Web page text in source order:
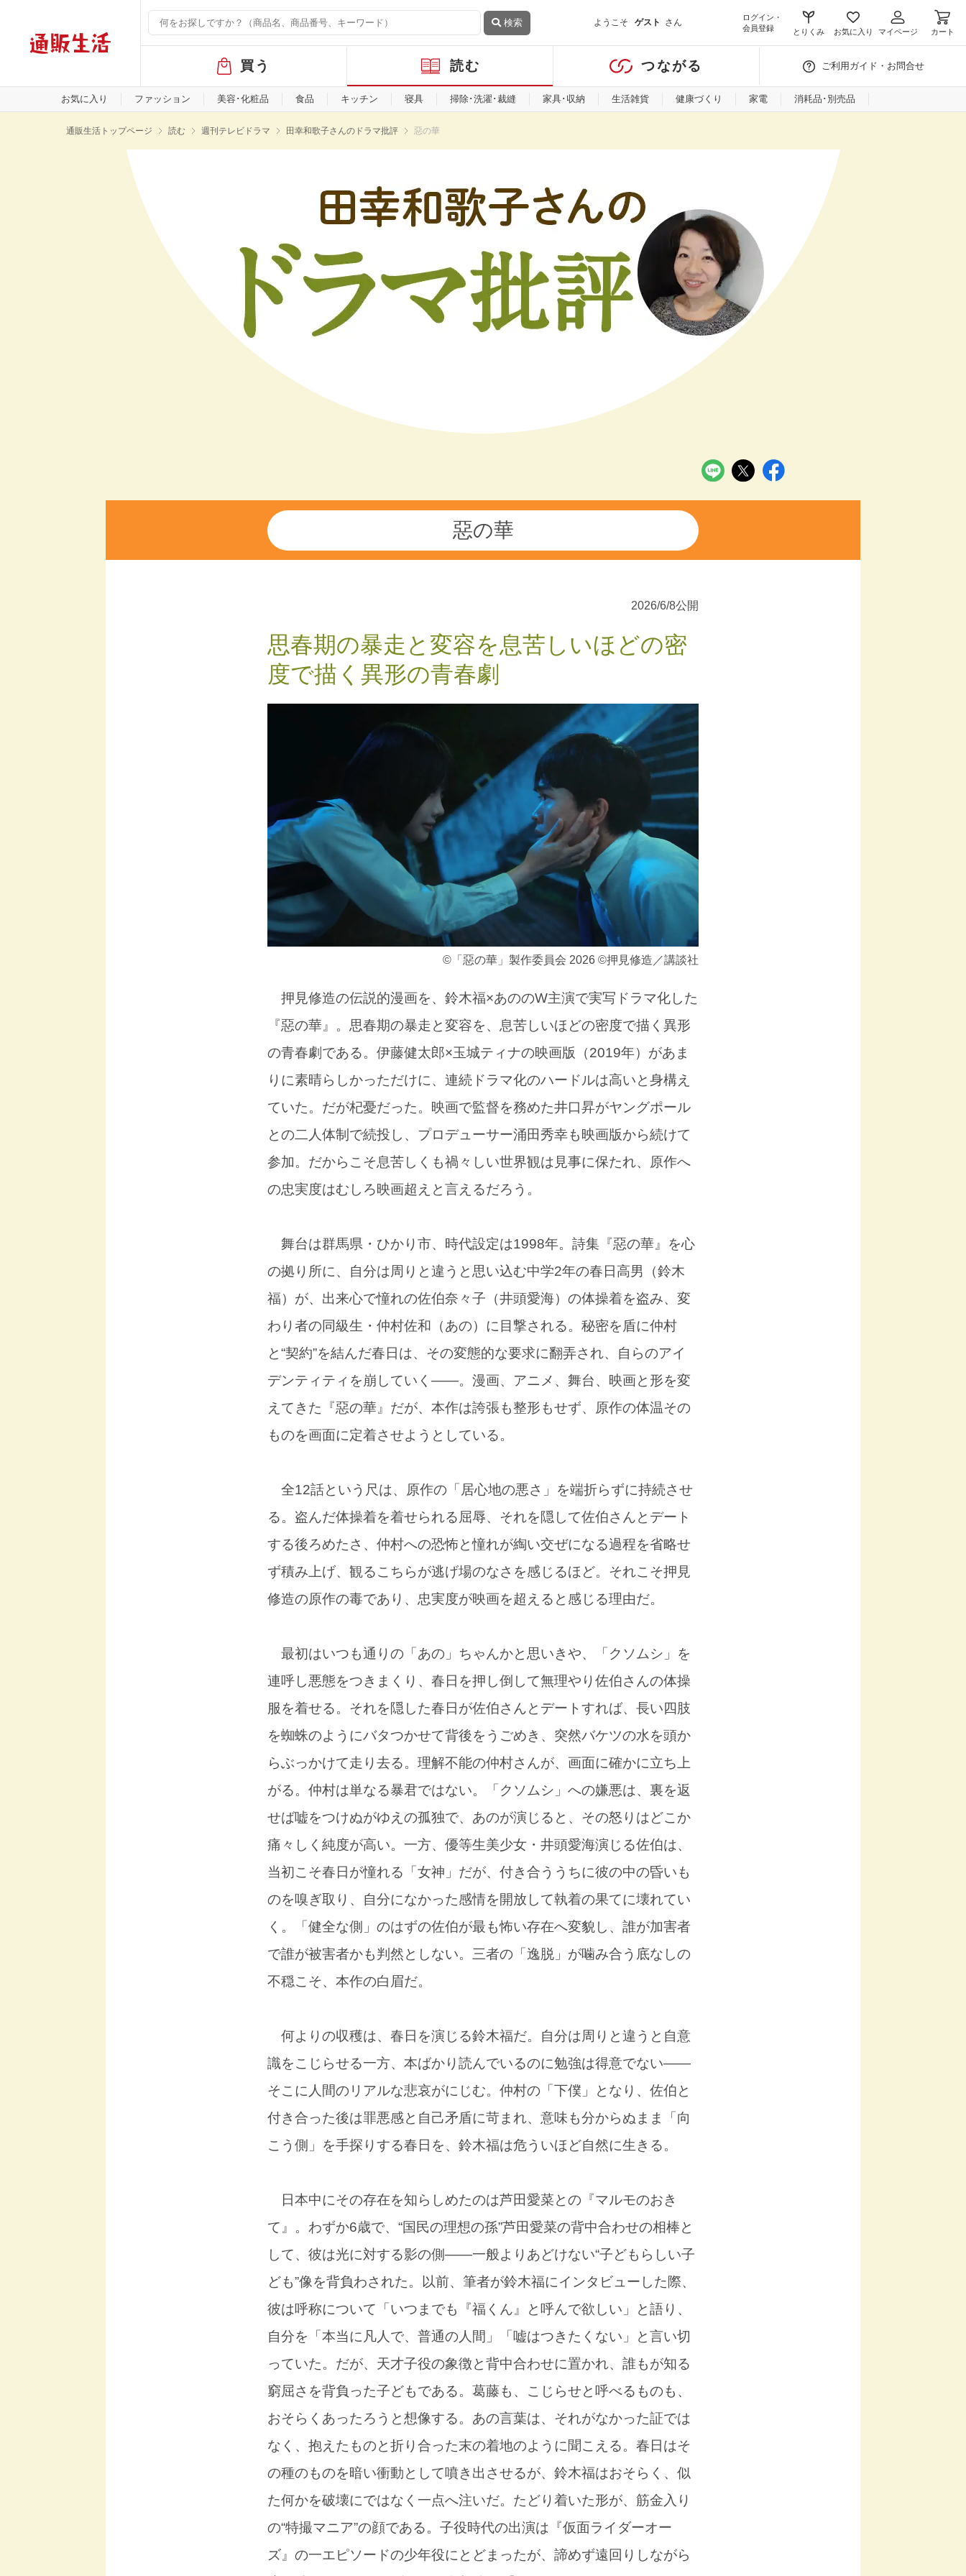
検索 ようこそ ゲスト さん
ログイン・
会員登録
とりくみ お気に入り マイページ カート
バ
ル
メ
買う 読む つながる ご利用ガイド・お問合せ
お気に入り ファッション 美容･化粧品 食品 キッチン 寝具 掃除･洗濯･裁縫 家具･収納 生活雑貨 健康づくり 家電 消耗品･別売品
通販生活トップページ 読む 週刊テレビドラマ 田幸和歌子さんのドラマ批評 惡の華
惡の華
2026/6/8公開
思春期の暴走と変容を息苦しいほどの密
度で描く異形の青春劇
©「惡の華」製作委員会 2026 ©押見修造／講談社
押見修造の伝説的漫画を、鈴木福×あののW主演で実写ドラマ化した
『惡の華』。思春期の暴走と変容を、息苦しいほどの密度で描く異形
の青春劇である。伊藤健太郎×玉城ティナの映画版（2019年）があま
りに素晴らしかっただけに、連続ドラマ化のハードルは高いと身構え
ていた。だが杞憂だった。映画で監督を務めた井口昇がヤングポール
との二人体制で続投し、プロデューサー涌田秀幸も映画版から続けて
参加。だからこそ息苦しくも禍々しい世界観は見事に保たれ、原作へ
の忠実度はむしろ映画超えと言えるだろう。
舞台は群馬県・ひかり市、時代設定は1998年。詩集『惡の華』を心
の拠り所に、自分は周りと違うと思い込む中学2年の春日高男（鈴木
福）が、出来心で憧れの佐伯奈々子（井頭愛海）の体操着を盗み、変
わり者の同級生・仲村佐和（あの）に目撃される。秘密を盾に仲村
と“契約”を結んだ春日は、その変態的な要求に翻弄され、自らのアイ
デンティティを崩していく――。漫画、アニメ、舞台、映画と形を変
えてきた『惡の華』だが、本作は誇張も整形もせず、原作の体温その
ものを画面に定着させようとしている。
全12話という尺は、原作の「居心地の悪さ」を端折らずに持続させ
る。盗んだ体操着を着せられる屈辱、それを隠して佐伯さんとデート
する後ろめたさ、仲村への恐怖と憧れが綯い交ぜになる過程を省略せ
ず積み上げ、観るこちらが逃げ場のなさを感じるほど。それこそ押見
修造の原作の毒であり、忠実度が映画を超えると感じる理由だ。
最初はいつも通りの「あの」ちゃんかと思いきや、「クソムシ」を
連呼し悪態をつきまくり、春日を押し倒して無理やり佐伯さんの体操
服を着せる。それを隠した春日が佐伯さんとデートすれば、長い四肢
を蜘蛛のようにバタつかせて背後をうごめき、突然バケツの水を頭か
らぶっかけて走り去る。理解不能の仲村さんが、画面に確かに立ち上
がる。仲村は単なる暴君ではない。「クソムシ」への嫌悪は、裏を返
せば嘘をつけぬがゆえの孤独で、あのが演じると、その怒りはどこか
痛々しく純度が高い。一方、優等生美少女・井頭愛海演じる佐伯は、
当初こそ春日が憧れる「女神」だが、付き合ううちに彼の中の昏いも
のを嗅ぎ取り、自分になかった感情を開放して執着の果てに壊れてい
く。「健全な側」のはずの佐伯が最も怖い存在へ変貌し、誰が加害者
で誰が被害者かも判然としない。三者の「逸脱」が噛み合う底なしの
不穏こそ、本作の白眉だ。
何よりの収穫は、春日を演じる鈴木福だ。自分は周りと違うと自意
識をこじらせる一方、本ばかり読んでいるのに勉強は得意でない――
そこに人間のリアルな悲哀がにじむ。仲村の「下僕」となり、佐伯と
付き合った後は罪悪感と自己矛盾に苛まれ、意味も分からぬまま「向
こう側」を手探りする春日を、鈴木福は危ういほど自然に生きる。
日本中にその存在を知らしめたのは芦田愛菜との『マルモのおき
て』。わずか6歳で、“国民の理想の孫”芦田愛菜の背中合わせの相棒と
して、彼は光に対する影の側――一般よりあどけない“子どもらしい子
ども”像を背負わされた。以前、筆者が鈴木福にインタビューした際、
彼は呼称について「いつまでも『福くん』と呼んで欲しい」と語り、
自分を「本当に凡人で、普通の人間」「嘘はつきたくない」と言い切
っていた。だが、天才子役の象徴と背中合わせに置かれ、誰もが知る
窮屈さを背負った子どもである。葛藤も、こじらせと呼べるものも、
おそらくあったろうと想像する。あの言葉は、それがなかった証では
なく、抱えたものと折り合った末の着地のように聞こえる。春日はそ
の種のものを暗い衝動として噴き出させるが、鈴木福はおそらく、似
た何かを破壊にではなく一点へ注いだ。たどり着いた形が、筋金入り
の“特撮マニア”の顔である。子役時代の出演は『仮面ライダーオー
ズ』の一エピソードの少年役にとどまったが、諦めず遠回りしながら